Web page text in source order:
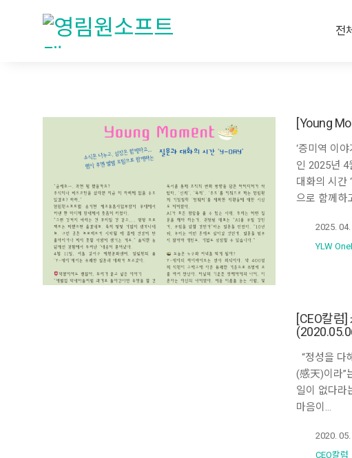
전
[Young
‘증미역 이
인 2025년
대화의 시간
으로 함께
2025.
YLW
[CEO칼럼
“정성을 다
(感天)이라”
일이 없다라
마음이…
2020.
CEO칼럼